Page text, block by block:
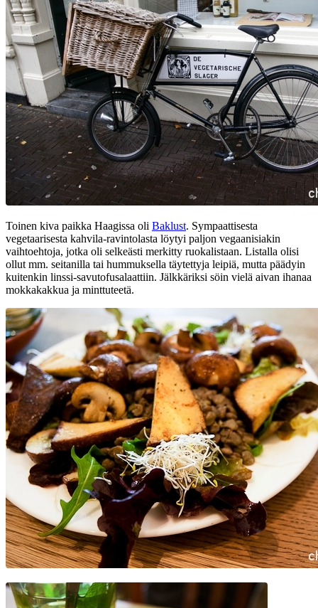
Toinen kiva paikka Haagissa oli Baklust. Sympaattisesta
vegetaarisesta kahvila-ravintolasta löytyi paljon vegaanisiakin
vaihtoehtoja, jotka oli selkeästi merkitty ruokalistaan. Listalla olisi
ollut mm. seitanilla tai hummuksella täytettyja leipiä, mutta päädyin
kuitenkin linssi-savutofusalaattiin. Jälkkäriksi söin vielä aivan ihanaa
mokkakakkua ja minttuteetä.